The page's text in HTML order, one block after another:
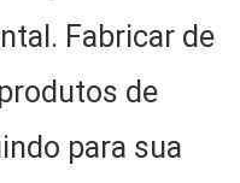
Fabricar de
de
para sua